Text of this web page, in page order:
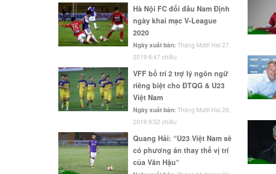
Hà Nội FC đối đầu Nam Định
ngày khai mạc V-League
2020
Ngày xuất bản: Tháng Mười Hai 27,
2019 6:47 chiều
VFF bố trí 2 trợ lý ngôn ngữ
riêng biệt cho ĐTQG & U23
Việt Nam
Ngày xuất bản: Tháng Mười Hai 26,
2019 9:52 chiều
Quang Hải: “U23 Việt Nam sẽ
có phương án thay thế vị trí
của Văn Hậu“